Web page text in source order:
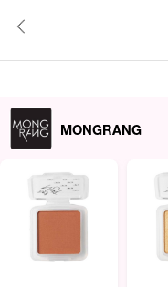
MONGRANG